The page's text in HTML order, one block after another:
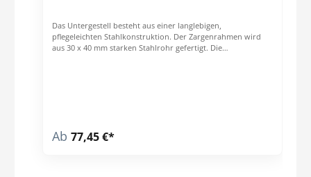
Das Untergestell besteht aus einer langlebigen,
pflegeleichten Stahlkonstruktion. Der Zargenrahmen wird
aus 30 x 40 mm starken Stahlrohr gefertigt. Die
Ab 77,45 €*